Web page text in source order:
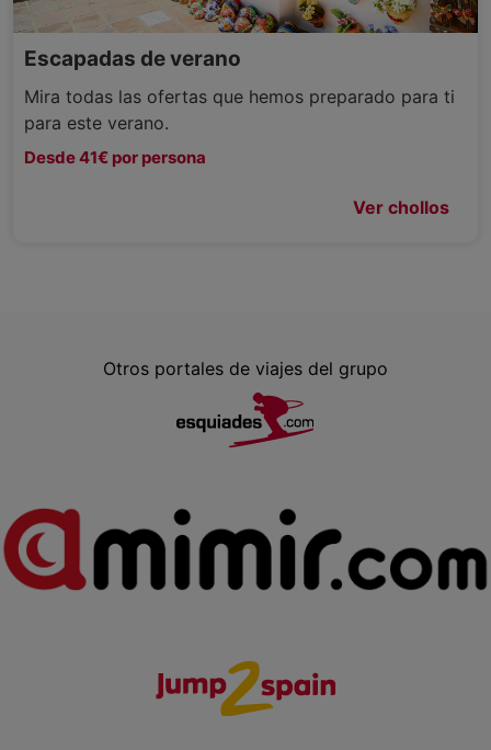
Escapadas de verano
Mira todas las ofertas que hemos preparado para ti
para este verano.
Desde 41€ por persona
Ver chollos
Otros portales de viajes del grupo